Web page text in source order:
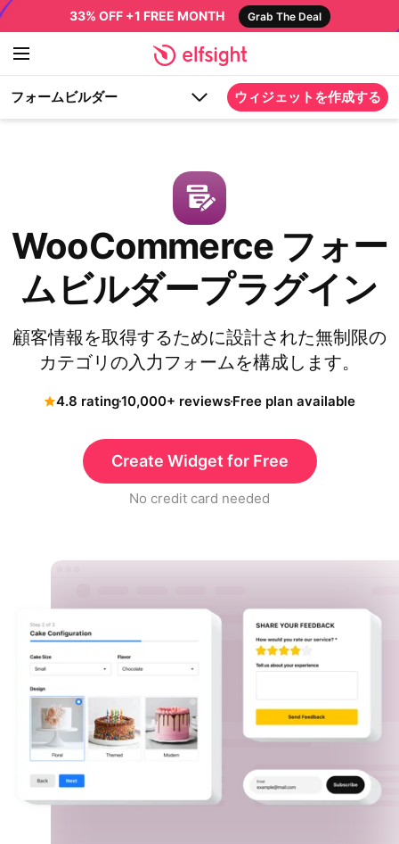
33% OFF +1 FREE MONTH Grab The Deal
フォームビルダー ウィジェットを作成する
WooCommerce フォー
ムビルダープラグイン
顧客情報を取得するために設計された無制限の
カテゴリの入力フォームを構成します。
4.8 rating10,000+ reviewsFree plan available
Create Widget for Free
No credit card needed